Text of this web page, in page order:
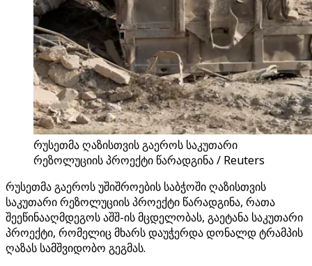
რუსეთმა ღაზისთვის გაეროს საკუთარი
რეზოლუციის პროექტი წარადგინა / Reuters
რუსეთმა გაეროს უშიშროების საბჭოში ღაზისთვის
საკუთარი რეზოლუციის პროექტი წარადგინა, რათა
შეეწინააღმდეგოს აშშ-ის მცდელობას, გაეტანა საკუთარი
პროექტი, რომელიც მხარს დაუჭერდა დონალდ ტრამპის
ღაზას სამშვიდობო გეგმას.